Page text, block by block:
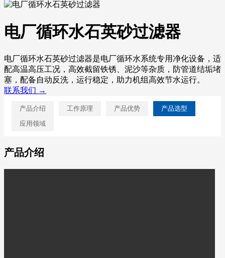
电厂循环水石英砂过滤器
电厂循环水石英砂过滤器是电厂循环水系统专用净化设备，适
配高温高压工况，高效截留铁锈、泥沙等杂质，防管道结垢堵
塞，配备自动反洗，运行稳定，助力机组高效节水运行。
联系我们 →
产品介绍 工作原理 产品优势
产品选型
应用领域
产品介绍